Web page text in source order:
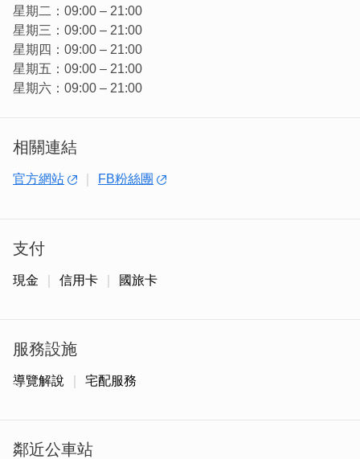
域，也成為鑑賞家蒐藏的工藝品。緊密紮實的鋼材，經過精
密壓疊，焠煉出獨一無二的紋理，過程繁複耗時，無法大量
生產，龍紋刀更形珍貴。
星期二：09:00 – 21:00
星期三：09:00 – 21:00
星期四：09:00 – 21:00
星期五：09:00 – 21:00
星期六：09:00 – 21:00
相關連結
官方網站 FB粉絲團
支付
現金 信用卡 國旅卡
服務設施
導覽解說 宅配服務
鄰近公車站